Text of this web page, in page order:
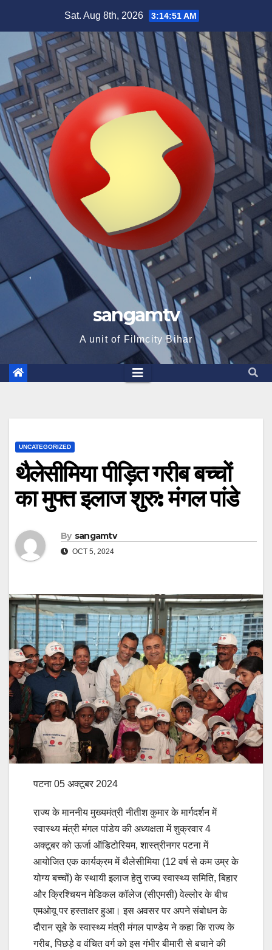
content
Sat. Aug 8th, 2026 3:14:53 AM
sangamtv
A unit of Filmcity Bihar
UNCATEGORIZED
थैलेसीमिया पीड़ित गरीब बच्चों
का मुफ्त इलाज शुरु: मंगल पांडे
By sangamtv
OCT 5, 2024
पटना 05 अक्टूबर 2024
राज्य के माननीय मुख्यमंत्री नीतीश कुमार के मार्गदर्शन में
स्वास्थ्य मंत्री मंगल पांडेय की अध्यक्षता में शुक्रवार 4
अक्टूबर को ऊर्जा ऑडिटोरियम, शास्त्रीनगर पटना में
आयोजित एक कार्यक्रम में थैलेसीमिया (12 वर्ष से कम उम्र के
योग्य बच्चों) के स्थायी इलाज हेतु राज्य स्वास्थ्य समिति, बिहार
और क्रिश्चियन मेडिकल कॉलेज (सीएमसी) वेल्लोर के बीच
एमओयू पर हस्ताक्षर हुआ। इस अवसर पर अपने संबोधन के
दौरान सूबे के स्वास्थ्य मंत्री मंगल पाण्डेय ने कहा कि राज्य के
गरीब, पिछड़े व वंचित वर्ग को इस गंभीर बीमारी से बचाने की